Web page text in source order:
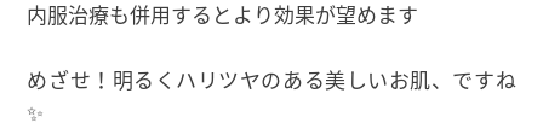
内服治療も併用するとより効果が望めます
めざせ！明るくハリツヤのある美しいお肌、ですね
✨